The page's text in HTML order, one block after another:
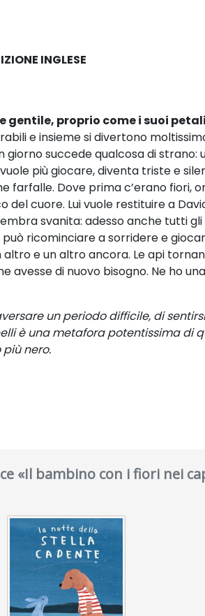
INGLESE
gentile, proprio come i suoi
e insieme si divertono
giorno succede qualcosa di
più giocare, diventa triste e
farfalle. Dove prima c’erano fiori,
del cuore. Lui vuole restituire a
svanita: adesso anche tutti
ricominciare a sorridere e
altro e un altro ancora. Le api
avesse di nuovo bisogno. Ne ho
un periodo difficile, di
è una metafora potentissima di
nero.
«Il bambino con i fiori nei